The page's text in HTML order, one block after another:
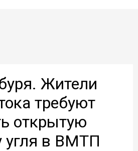
Жители
требуют
открытую
угля в ВМТП